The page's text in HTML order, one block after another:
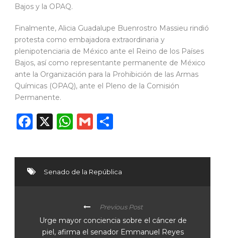
Bajos y la OPAQ.
Finalmente, Alicia Guadalupe Buenrostro Massieu rindió
protesta como embajadora extraordinaria y
plenipotenciaria de México ante el Reino de los Países
Bajos, así como representante permanente de México
ante la Organización para la Prohibición de las Armas
Químicas (OPAQ), ante el Pleno de la Comisión
Permanente.
Facebook
X WhatsApp
Gmail
Senado de la República
Previous Post
Urge mayor conciencia sobre el cáncer de
piel, afirma el senador Emmanuel Reyes